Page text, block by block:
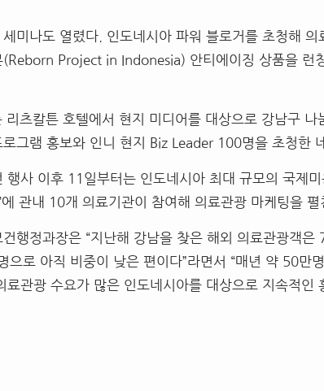
미나도 열렸다 인도네시아 파워 블로거를 초청해 의
(Reborn Project in Indonesia) 안티에이징 상품을 런
리츠칼튼 호텔에서 현지 미디어를 대상으로 강남구 나
로그램 홍보와 인니 현지 Biz Leader 100명을 초청한
행사 이후 11 일부터는 인도네시아 최대 규모의 국제미
’에 관내 10개 의료기관이 참여해 의료관광 마케팅을 펼
건행정과장은 “지난해 강남을 찾은 해외 의료관광객은
으로 아직 비중이 낮은 편이다”라면서 “매년 약 50만
료관광 수요가 많은 인도네시아를 대상으로 지속적인